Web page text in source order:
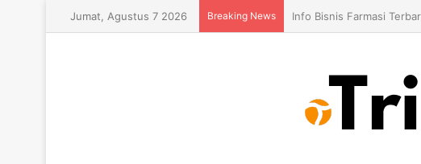
Jumat, Agustus 7 2026 Breaking News Konsep Baru Bisnis